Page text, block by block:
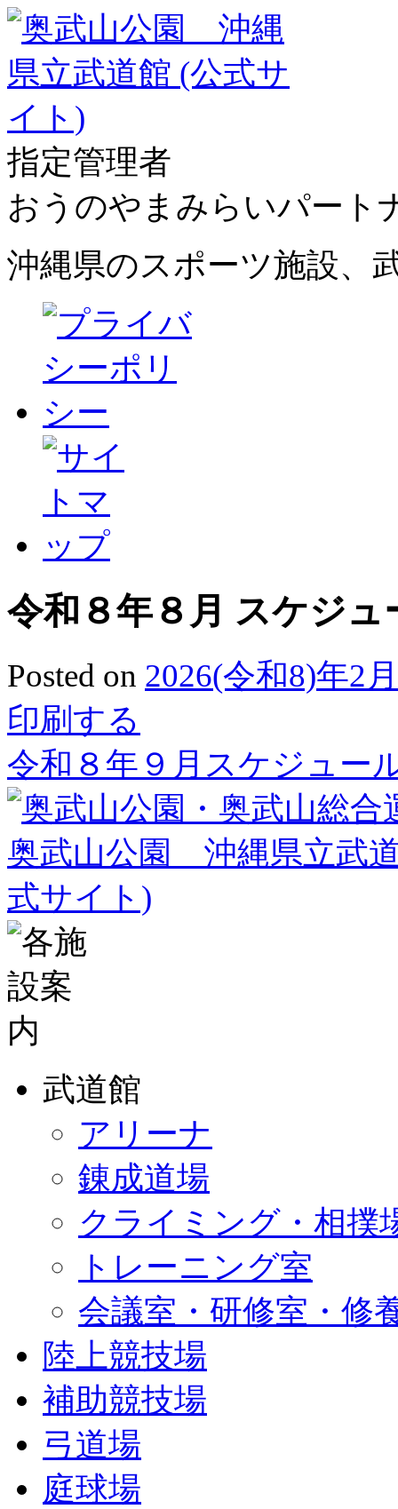
指定管理者
おうのやまみらいパート
沖縄県のスポーツ施設、
令和８年８月 スケジュ
Posted on 2026(令和8)年2
印刷する
最
近
の
投
稿
令和８年９月スケジュー
武道館
アリーナ
錬成道場
クライミング・相撲
トレーニング室
会議室・研修室・修
陸上競技場
補助競技場
弓道場
庭球場